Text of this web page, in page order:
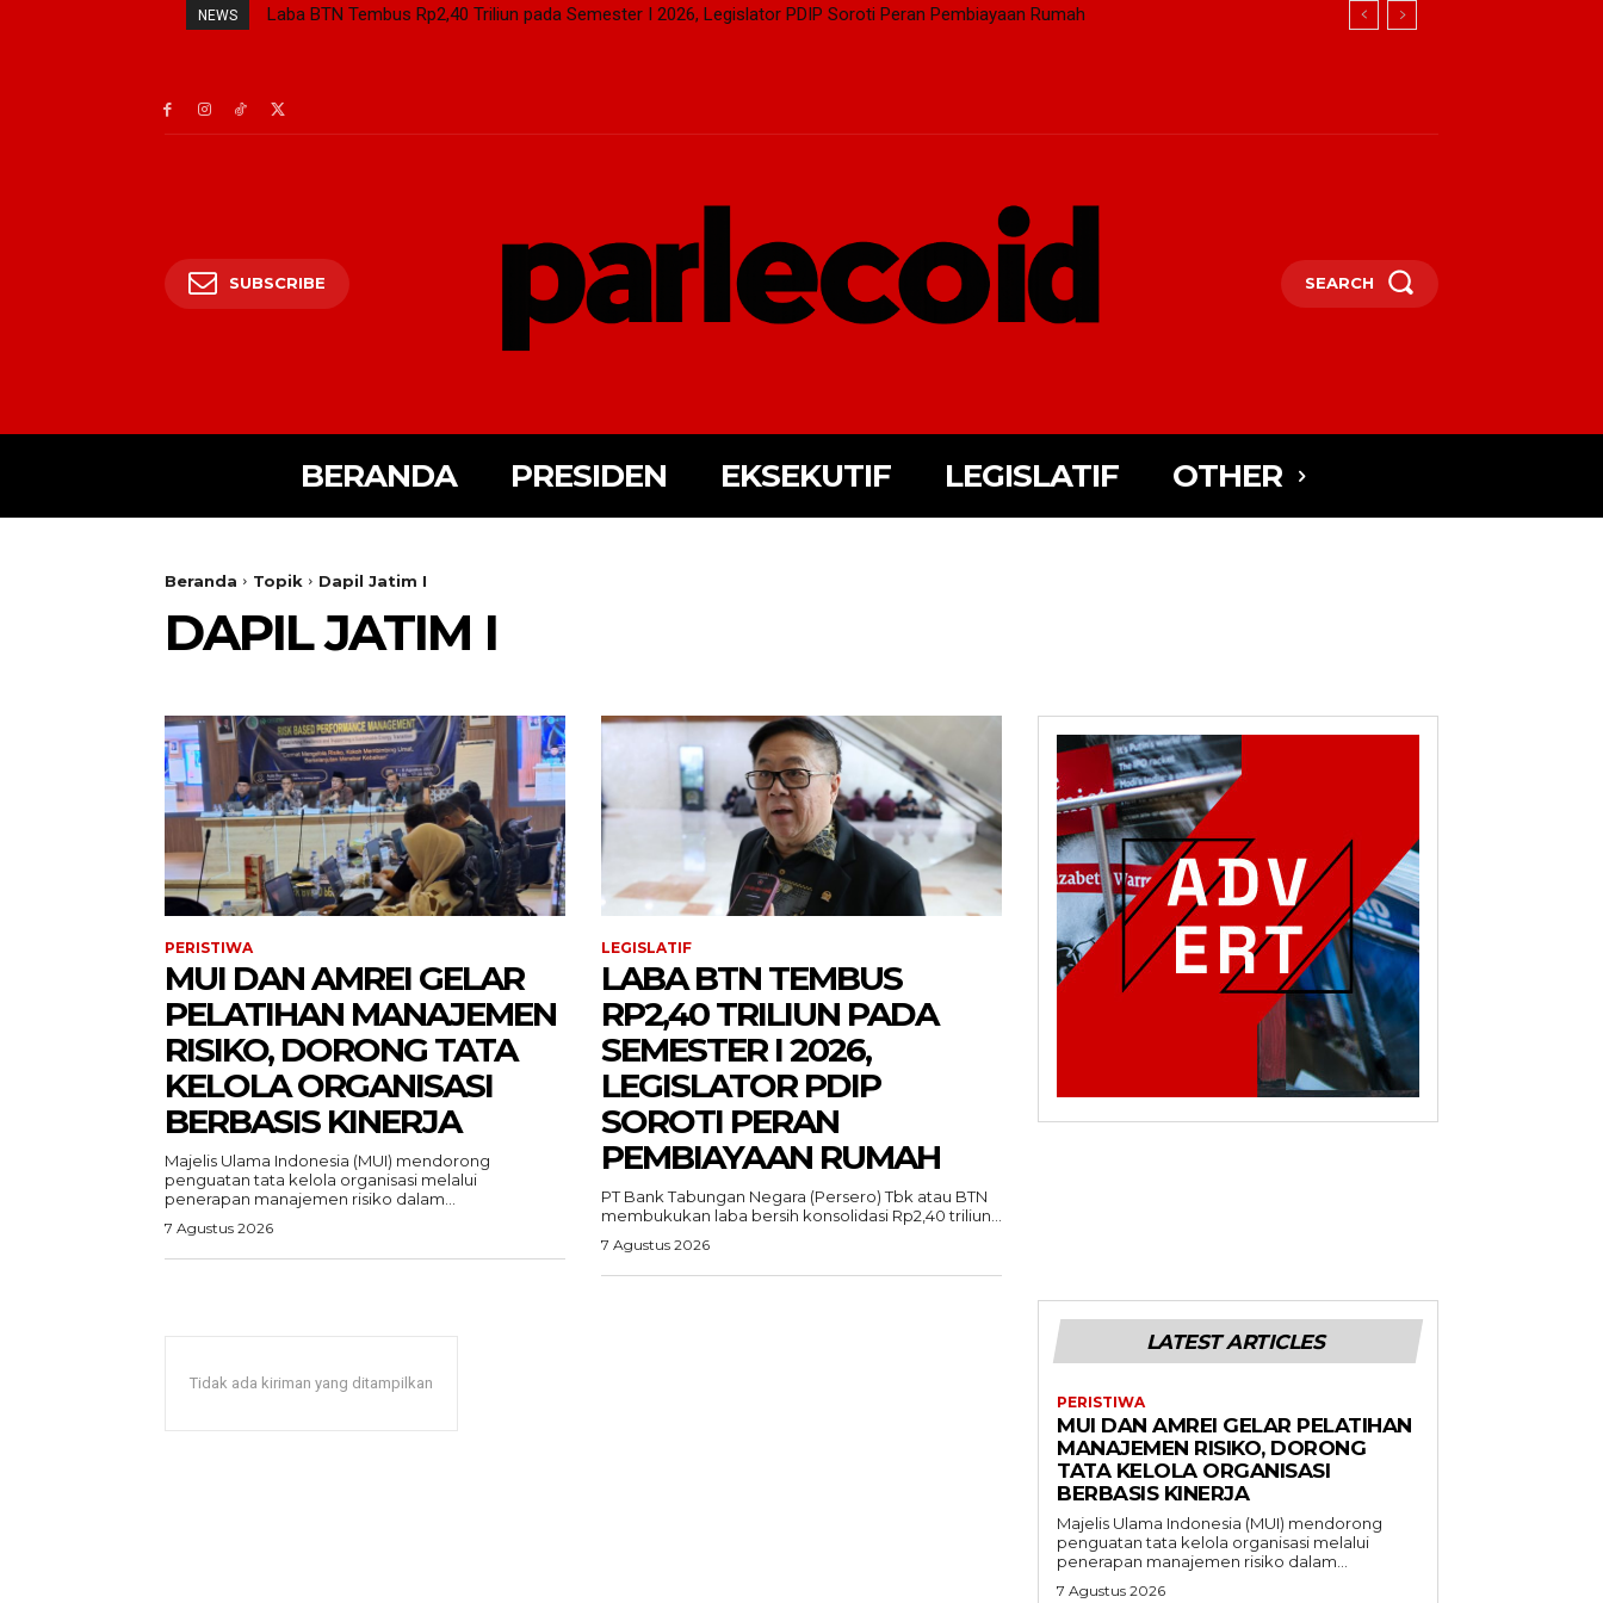
NEWS Laba BTN Tembus Rp2,40 Triliun pada Semester I 2026, Legislator PDIP Soroti Peran Pembiayaan Rumah
SUBSCRIBE SEARCH
BERANDA PRESIDEN EKSEKUTIF LEGISLATIF OTHER
Beranda Topik Dapil Jatim I
DAPIL JATIM I
PERISTIWA
MUI DAN AMREI GELAR
PELATIHAN MANAJEMEN
RISIKO, DORONG TATA
KELOLA ORGANISASI
BERBASIS KINERJA
Majelis Ulama Indonesia (MUI) mendorong
penguatan tata kelola organisasi melalui
penerapan manajemen risiko dalam...
7 Agustus 2026
LEGISLATIF
LABA BTN TEMBUS
RP2,40 TRILIUN PADA
SEMESTER I 2026,
LEGISLATOR PDIP
SOROTI PERAN
PEMBIAYAAN RUMAH
PT Bank Tabungan Negara (Persero) Tbk atau BTN
membukukan laba bersih konsolidasi Rp2,40 triliun...
7 Agustus 2026
Tidak ada kiriman yang ditampilkan
LATEST ARTICLES
PERISTIWA
MUI DAN AMREI GELAR PELATIHAN
MANAJEMEN RISIKO, DORONG
TATA KELOLA ORGANISASI
BERBASIS KINERJA
Majelis Ulama Indonesia (MUI) mendorong
penguatan tata kelola organisasi melalui
penerapan manajemen risiko dalam...
7 Agustus 2026